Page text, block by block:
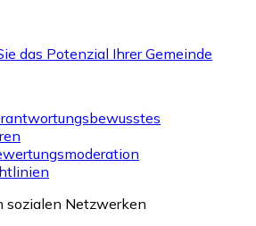
das Potenzial Ihrer Gemeinde
sozialen Netzwerken